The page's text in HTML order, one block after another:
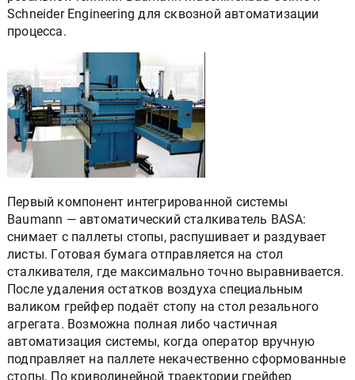
Schneider Engineering для сквозной автоматизации
процесса.
Первый компонент интегрированной системы
Baumann — автоматический сталкиватель BASA:
снимает с паллеты стопы, распушивает и раздувает
листы. Готовая бумага отправляется на стол
сталкивателя, где максимально точно выравнивается.
После удаления остатков воздуха специальным
валиком грейфер подаёт стопу на стол резального
агрегата. Возможна полная либо частичная
автоматизация системы, когда оператор вручную
подправляет на паллете некачественно сформованные
стопы. По криволинейной траектории грейфер